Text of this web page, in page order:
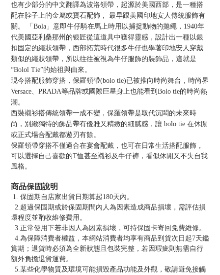
也有少部分的中文翻譯為波洛領帶，起源於美國西部，是一種搭
配在脖子上的金屬或寶石配飾， 最早跟美國印地安人傳統服飾有
關。 「Bola」意即牛仔騎在馬上時用以捕捉動物的拋繩，1940年
代美國亞利桑那州的银匠從這道具中獲得靈感，設計出一種以銀
扣固定的繩狀領帶，西部拓荒時代很多牛仔也學著印地安人穿戴
類似的繩狀領帶，所以往往被視為牛仔服飾的裝飾品，這就是
“Bolol Tie”的始祖與由來。
現今搭配服飾穿搭，保羅領帶(bolo tie)已被推向時尚舞台，時尚界
Versace、PRADA等品牌或國際巨星身上也能看到Bolo tie的時尚熱
潮。
西裝襯衫搭傳統領帶一成不變，保羅領帶是取代沉悶的未來時
尚，別緻獨特的飾品帶有優雅又精緻的細膩感，讓 bolo tie 在休閒
或正式場合配戴都遊刃有餘。
保羅領帶穿搭不僅適合在宴會配戴，也可在日常生活搭配服飾，
可以選擇自己喜歡的T恤甚至襯衫及牛仔褲，看似休閒又不失自我
風格。
商品保固說明
1. 保固期自店家出貨日期算起180天內。
2.超過保固期或於保固期間內人為因素造成商品損壞，需評估損
壞程度並酌收維修費用。
3.正常使用下若非因人為因素損壞，可持保固卡寄回免費維修。
4.為保障消費者權益，本網站消費者均享有商品到貨次日起7天鑑
賞期；退貨時必須為全新狀態且包裝完整，若因瑕疵則無需自行
額外負擔退貨運費。
5.某些化學物質及環境可能損毀產品功能及外觀，敬請避免接觸